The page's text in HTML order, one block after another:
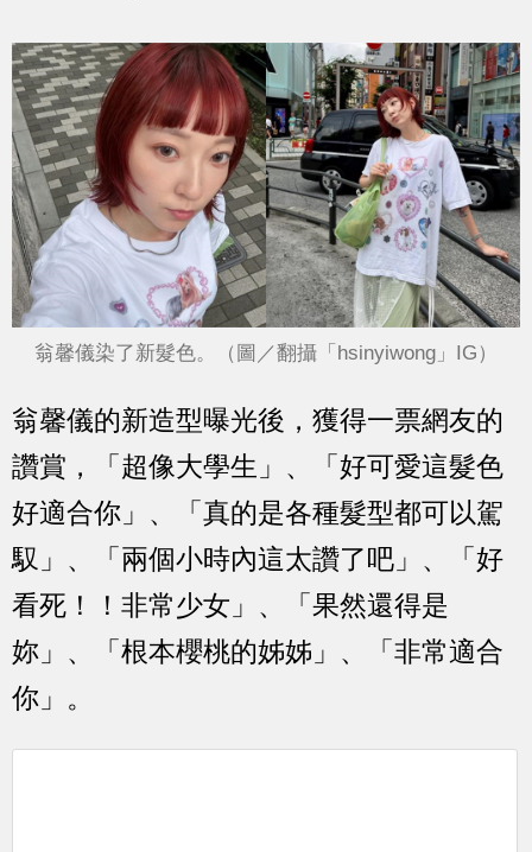
翁馨儀染了新髮色。（圖／翻攝「hsinyiwong」IG）
翁馨儀的新造型曝光後，獲得一票網友的
讚賞，「超像大學生」、「好可愛這髮色
好適合你」、「真的是各種髮型都可以駕
馭」、「兩個小時內這太讚了吧」、「好
看死！！非常少女」、「果然還得是
妳」、「根本櫻桃的姊姊」、「非常適合
你」。